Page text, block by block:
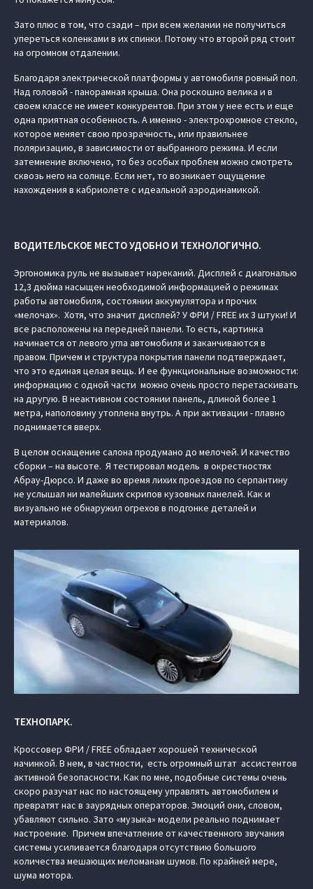
Зато плюс в том, что сзади – при всем желании не получиться
упереться коленками в их спинки. Потому что второй ряд стоит
на огромном отдалении.
Благодаря электрической платформы у автомобиля ровный пол.
Над головой - панорамная крыша. Она роскошно велика и в
своем классе не имеет конкурентов. При этом у нее есть и еще
одна приятная особенность. А именно - электрохромное стекло,
которое меняет свою прозрачность, или правильнее
поляризацию, в зависимости от выбранного режима. И если
затемнение включено, то без особых проблем можно смотреть
сквозь него на солнце. Если нет, то возникает ощущение
нахождения в кабриолете с идеальной аэродинамикой.
ВОДИТЕЛЬСКОЕ МЕСТО УДОБНО И ТЕХНОЛОГИЧНО.
Эргономика руль не вызывает нареканий. Дисплей с диагональю
12,3 дюйма насыщен необходимой информацией о режимах
работы автомобиля, состоянии аккумулятора и прочих
«мелочах». Хотя, что значит дисплей? У ФРИ / FREE их 3 штуки! И
все расположены на передней панели. То есть, картинка
начинается от левого угла автомобиля и заканчиваются в
правом. Причем и структура покрытия панели подтверждает,
что это единая целая вещь. И ее функциональные возможности:
информацию с одной части можно очень просто перетаскивать
на другую. В неактивном состоянии панель, длиной более 1
метра, наполовину утоплена внутрь. А при активации - плавно
поднимается вверх.
В целом оснащение салона продумано до мелочей. И качество
сборки – на высоте. Я тестировал модель в окрестностях
Абрау-Дюрсо. И даже во время лихих проездов по серпантину
не услышал ни малейших скрипов кузовных панелей. Как и
визуально не обнаружил огрехов в подгонке деталей и
материалов.
ТЕХНОПАРК.
Кроссовер ФРИ / FREE обладает хорошей технической
начинкой. В нем, в частности, есть огромный штат ассистентов
активной безопасности. Как по мне, подобные системы очень
скоро разучат нас по настоящему управлять автомобилем и
превратят нас в заурядных операторов. Эмоций они, словом,
убавляют сильно. Зато «музыка» модели реально поднимает
настроение. Причем впечатление от качественного звучания
системы усиливается благодаря отсутствию большого
количества мешающих меломанам шумов. По крайней мере,
шума мотора.